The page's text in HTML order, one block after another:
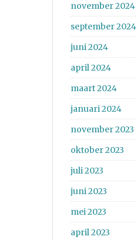
november 2024
september 2024
juni 2024
april 2024
maart 2024
januari 2024
november 2023
oktober 2023
juli 2023
juni 2023
mei 2023
april 2023